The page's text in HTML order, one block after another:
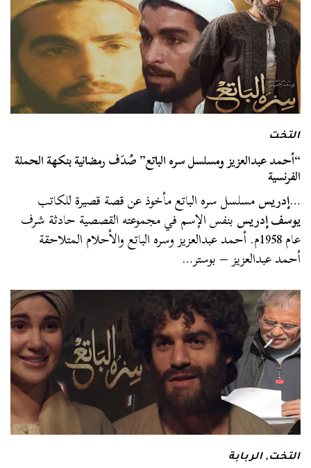
التخت
“أحمد عبدالعزيز ومسلسل سره الباتع” صُدَف رمضانية بنكهة الحملة
الفرنسية
…إدريسمسلسل سره الباتع مأخوذ عن قصة قصيرة للكاتب
يوسف إدريسبنفس الإسم في مجموعته القصصية حادثة شرف
عام 1958م. أحمد عبدالعزيز وسره الباتع والأحلام المتلاحقة
أحمد عبدالعزيز – بوستر…
التخت,الربابة